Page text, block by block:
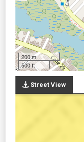
200 m
500 ft
Street View